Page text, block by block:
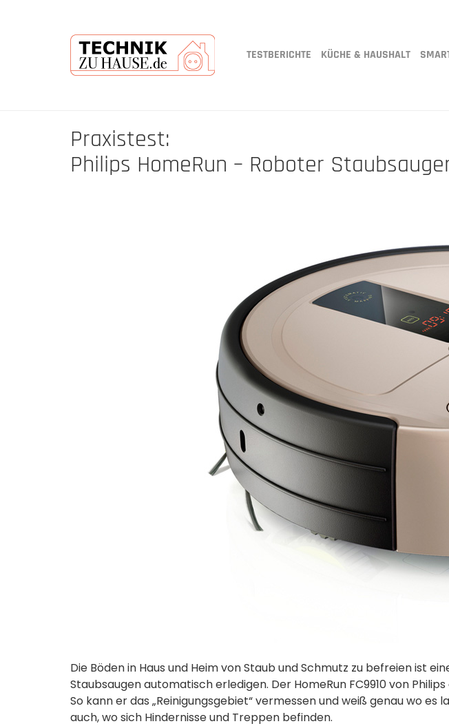
TESTBERICHTE KÜCHE & HAUSHALT
Praxistest:
Philips HomeRun – Roboter
Die Böden in Haus und Heim von Staub und Schmutz zu befreien ist
Staubsaugen automatisch erledigen. Der HomeRun FC9910 von
So kann er das „Reinigungsgebiet“ vermessen und weiß genau wo
auch, wo sich Hindernisse und Treppen befinden.